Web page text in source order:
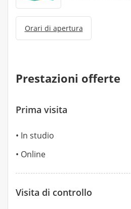
Orari di apertura
Prestazioni offerte
Prima visita
In studio
Online
Visita di controllo